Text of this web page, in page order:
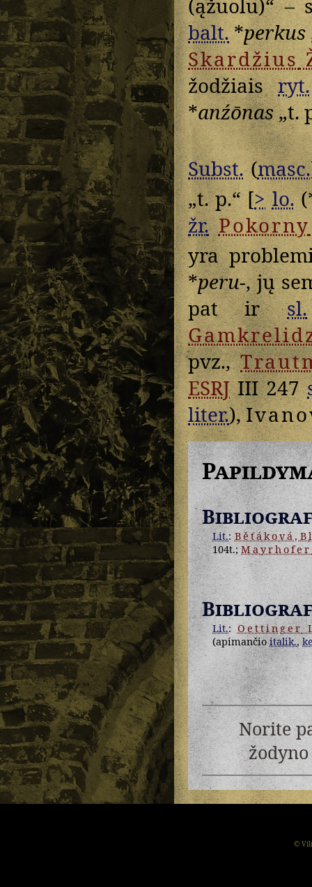
balt.*perkus
Skardžius
žodžiaisryt.
*anźōnas„t.
Subst.(masc.
„t. p.“ [> lo.
žr. Pokorny
yra
*peru-, jų
pat irsl.
pvz.,
ESRJIII 247
liter.),
Lit.:Běťáková,
104t.;Mayrhofer
Lit.:Oettinger
(apimančioitalik.,
Norite
©